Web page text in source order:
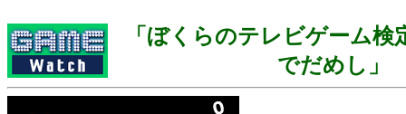
「ぼくらのテレビゲーム
でだめし」